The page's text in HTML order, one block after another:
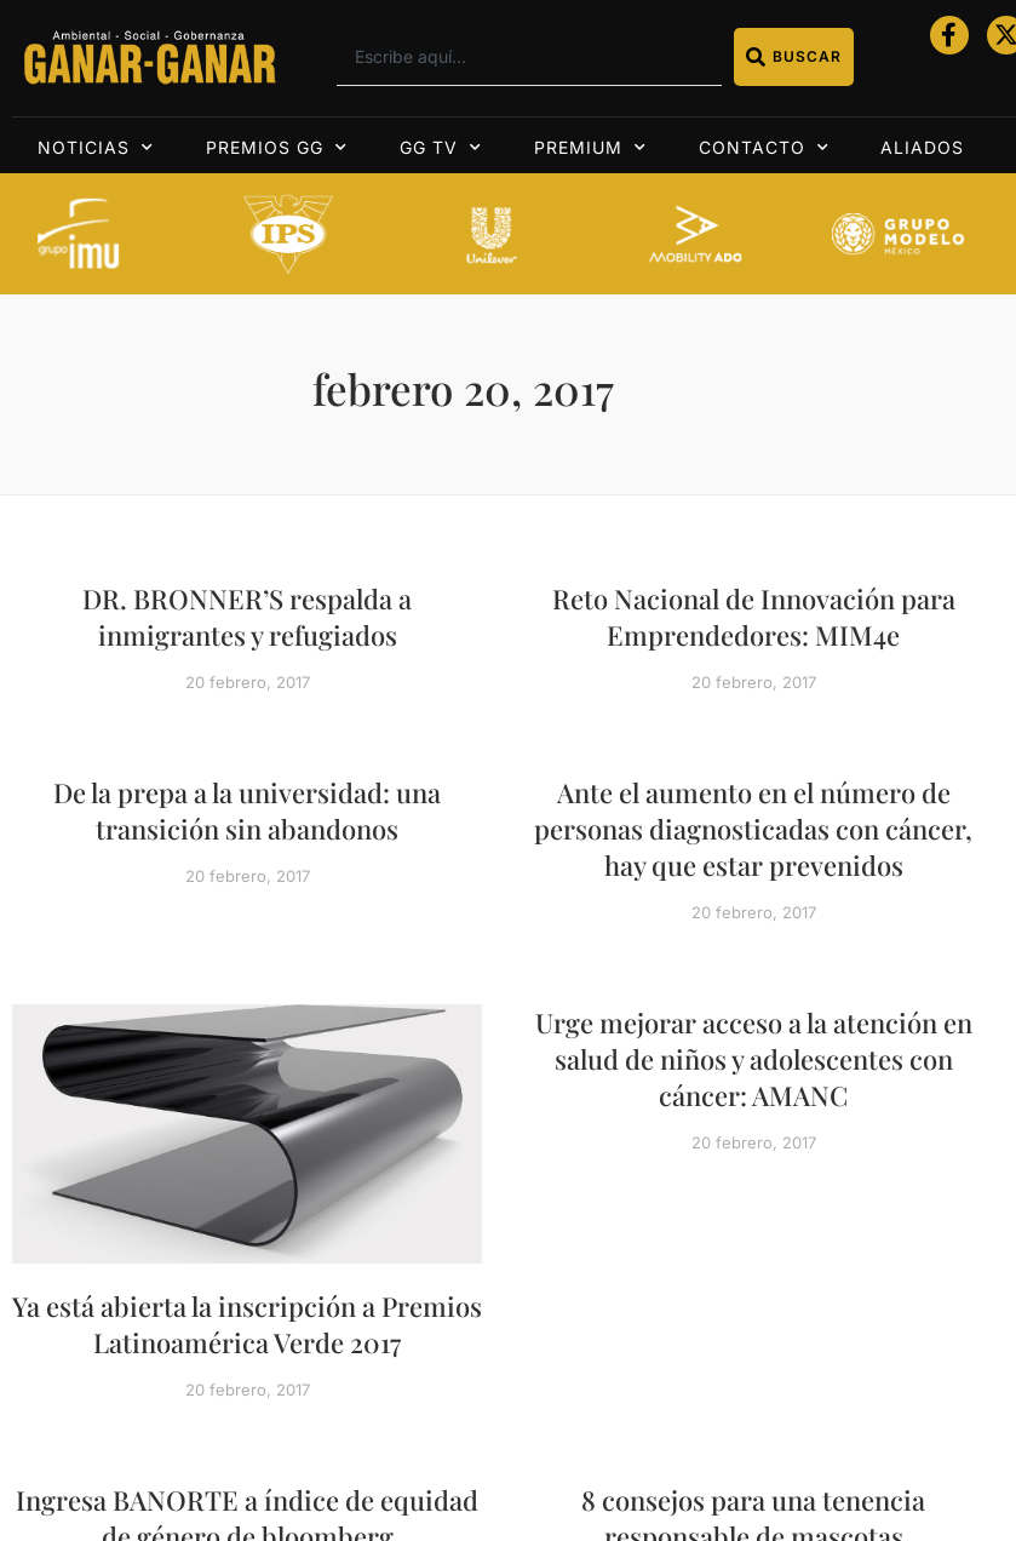
BUSCAR
NOTICIAS PREMIOS GG GG TV PREMIUM CONTACTO ALIADOS
febrero 20, 2017
DR. BRONNER’S respalda a
inmigrantes y refugiados
20 febrero, 2017
Reto Nacional de Innovación para
Emprendedores: MIM4e
20 febrero, 2017
De la prepa a la universidad: una
transición sin abandonos
20 febrero, 2017
Ante el aumento en el número de
personas diagnosticadas con cáncer,
hay que estar prevenidos
20 febrero, 2017
Ya está abierta la inscripción a Premios
Latinoamérica Verde 2017
20 febrero, 2017
Urge mejorar acceso a la atención en
salud de niños y adolescentes con
cáncer: AMANC
20 febrero, 2017
Ingresa BANORTE a índice de equidad
8 consejos para una tenencia